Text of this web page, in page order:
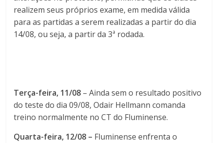
realizem seus próprios exame, em medida válida
para as partidas a serem realizadas a partir do dia
14/08, ou seja, a partir da 3ª rodada.
Terça-feira, 11/08 – Ainda sem o resultado positivo
do teste do dia 09/08, Odair Hellmann comanda
treino normalmente no CT do Fluminense.
Quarta-feira, 12/08 – Fluminense enfrenta o